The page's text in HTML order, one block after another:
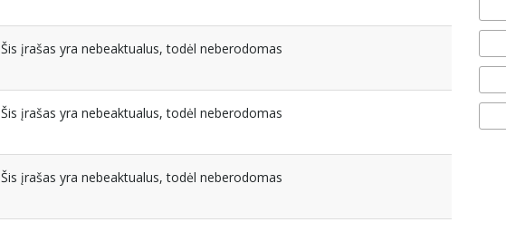
Šis įrašas yra nebeaktualus, todėl neberodomas
Šis įrašas yra nebeaktualus, todėl neberodomas
Šis įrašas yra nebeaktualus, todėl neberodomas